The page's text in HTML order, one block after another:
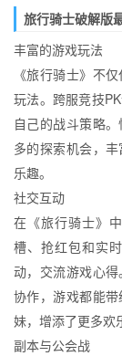
旅行骑士破解版
丰富的游戏玩法
《旅行骑士》不
玩法。跨服竞技
自己的战斗策略
多的探索机会，
乐趣。
社交互动
在《旅行骑士》
槽、抢红包和实
动，交流游戏心
协作，游戏都能
妹，增添了更多欢
副本与公会战